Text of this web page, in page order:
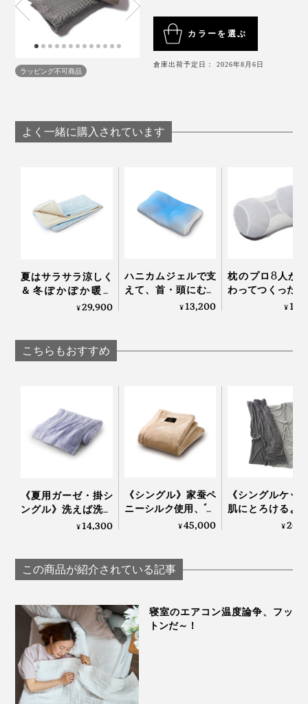
うっとり。寝心地のよさに、すぐトリコになると思いま
「ケット」のほかに、お昼寝にぴったりの「ハーフケッ
ラッピング不可商品
カラーを選ぶ
倉庫出荷予定日： 2026年8月6日
よく一緒に購入されています
夏はサラサラ涼しく
＆冬ぽかぽか暖か
い、敷くだけ「体圧
らしきしんぐ™
¥29,900
ハニカムジェルで支
えて、首・頭にむに
ゅフィットする「ひ
¥13,200
枕のプロ8人が
わってつくった“
3センチ”の究極
¥
こちらもおすすめ
《夏用ガーゼ・掛シ
ングル》洗えば洗う
ほど、空気を含んで
ト」｜ZEPPINハグエ
アー
¥14,300
《シングル》家蚕ペ
ニーシルク使用、“起
毛の匠”が磨き上げ
¥45,000
《シングルケッ
肌にとろけるよ
柔らかさ…コット
¥
この商品が紹介されている記事
寝室のエアコン温度論争、フッ
トンだ～！